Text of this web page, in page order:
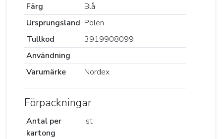
Färg
Blå
Ursprungsland Polen
Tullkod
3919908099
Användning
Varumärke
Nordex
Förpackningar
Antal per
kartong
st